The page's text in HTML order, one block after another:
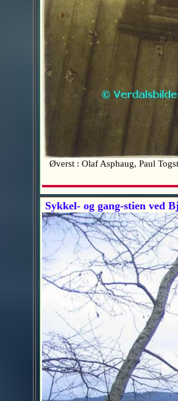
Øverst : Olaf Asphaug, Paul
Sykkel- og gang-stien ved